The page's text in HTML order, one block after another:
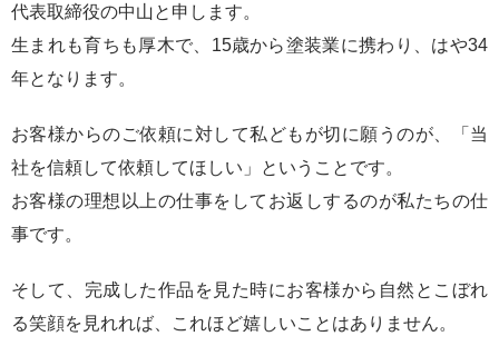
代表取締役の中山と申します。
生まれも育ちも厚木で、15歳から塗装業に携わり、はや34
年となります。
お客様からのご依頼に対して私どもが切に願うのが、「当
社を信頼して依頼してほしい」ということです。
お客様の理想以上の仕事をしてお返しするのが私たちの仕
事です。
そして、完成した作品を見た時にお客様から自然とこぼれ
る笑顔を見れれば、これほど嬉しいことはありません。